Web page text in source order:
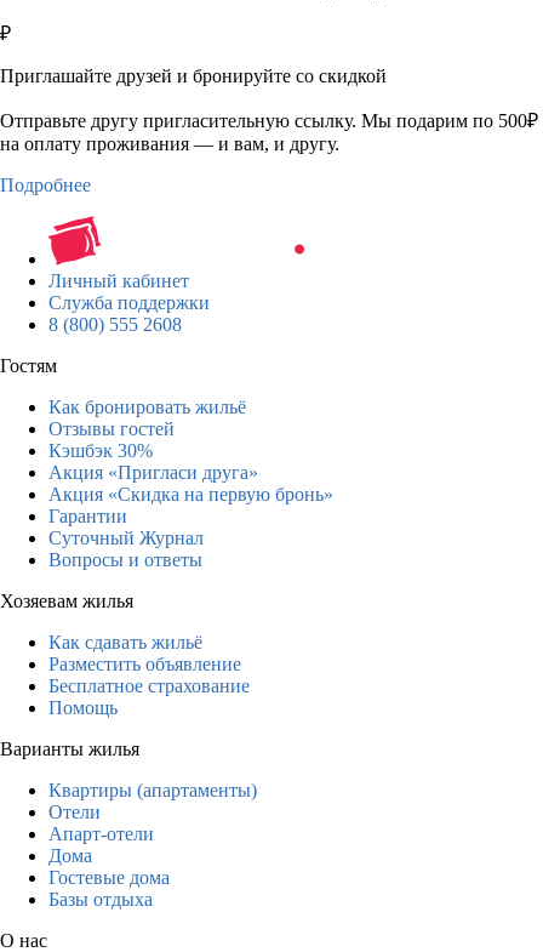
₽
Приглашайте друзей и бронируйте со скидкой
Отправьте другу пригласительную ссылку. Мы подарим по 500₽
на оплату проживания — и вам, и другу.
Подробнее
Личный кабинет
Служба поддержки
8 (800) 555 2608
Гостям
Как бронировать жильё
Отзывы гостей
Кэшбэк 30%
Акция «Пригласи друга»
Акция «Скидка на первую бронь»
Гарантии
Суточный Журнал
Вопросы и ответы
Хозяевам жилья
Как сдавать жильё
Разместить объявление
Бесплатное страхование
Помощь
Варианты жилья
Квартиры (апартаменты)
Отели
Апарт-отели
Дома
Гостевые дома
Базы отдыха
О нас